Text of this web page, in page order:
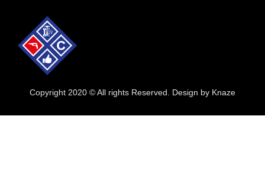
Copyright 2020 © All rights Reserved. Design by Knaze